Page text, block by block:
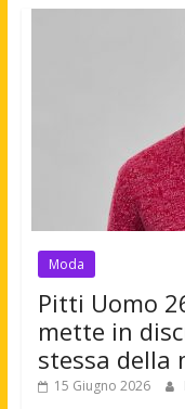
Moda
Pitti Uomo
mette in
stessa della
15 Giugno 2026